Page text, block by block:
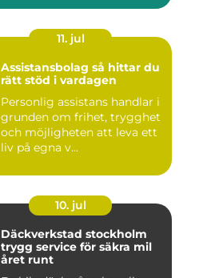
11. jul
Assistansbolag så hittar du
rätt stöd i vardagen
Personlig assistans handlar i
grunden om frihet, trygghet
och möjligheten att leva ett
liv på egna v...
10. jul
Däckverkstad stockholm
trygg service för säkra mil
året runt